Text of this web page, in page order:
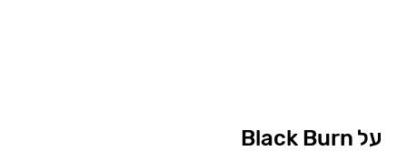
על Black Burn